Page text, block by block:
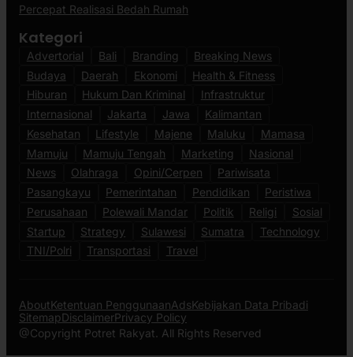
Percepat Realisasi Bedah Rumah
Kategori
Advertorial Bali Branding
Breaking News
Budaya
Daerah Ekonomi
Health & Fitness
Hiburan
Hukum Dan Kriminal
Infrastruktur
Internasional
Jakarta Jawa
Kalimantan
Kesehatan
Lifestyle Majene Maluku
Mamasa
Mamuju
Mamuju Tengah Marketing
Nasional
News
Olahraga Opini/Cerpen
Pariwisata
Pasangkayu
Pemerintahan Pendidikan
Peristiwa
Perusahaan
Polewali Mandar Politik Religi
Sosial
Startup
Strategy Sulawesi Sumatra
Technology
TNI/Polri
Transportasi Travel
AboutKetentuan PenggunaanAdsKebijakan Data Pribadi
SitemapDisclaimerPrivacy Policy
@Copyright Potret Rakyat. All Rights Reserved